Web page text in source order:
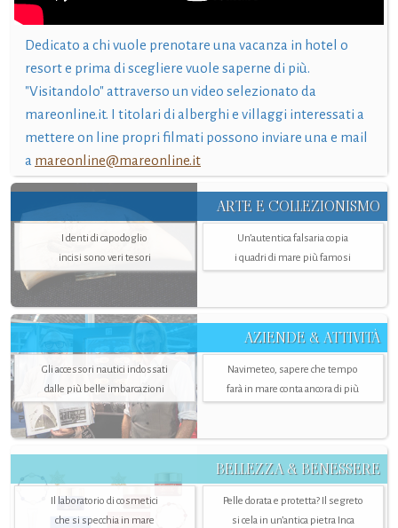
Dedicato a chi vuole prenotare una vacanza in hotel o
resort e prima di scegliere vuole saperne di più.
"Visitandolo" attraverso un video selezionato da
mareonline.it. I titolari di alberghi e villaggi interessati a
mettere on line propri filmati possono inviare una e mail
a mareonline@mareonline.it
ARTE E COLLEZIONISMO
I denti di capodoglio
incisi sono veri tesori
Un’autentica falsaria copia
i quadri di mare più famosi
AZIENDE & ATTIVITÀ
Gli accessori nautici indossati
dalle più belle imbarcazioni
Navimeteo, sapere che tempo
farà in mare conta ancora di più
BELLEZZA & BENESSERE
Il laboratorio di cosmetici
che si specchia in mare
Pelle dorata e protetta? Il segreto
si cela in un’antica pietra Inca